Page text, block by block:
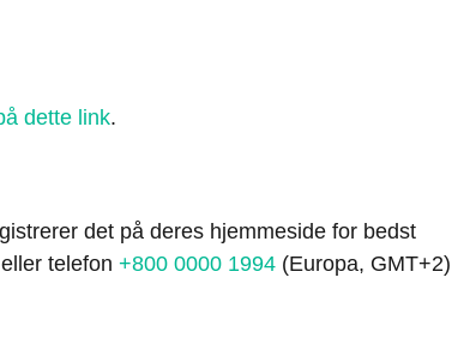
dette link.
det på deres hjemmeside for bedst
eller telefon +800 0000 1994 (Europa, GMT+2)